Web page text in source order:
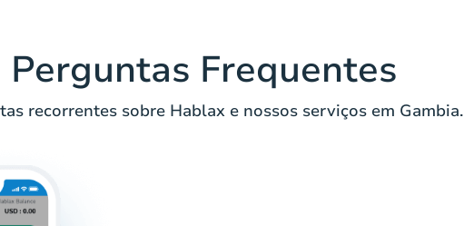
Perguntas Frequentes
recorrentes sobre Hablax e nossos serviços em Gambia.